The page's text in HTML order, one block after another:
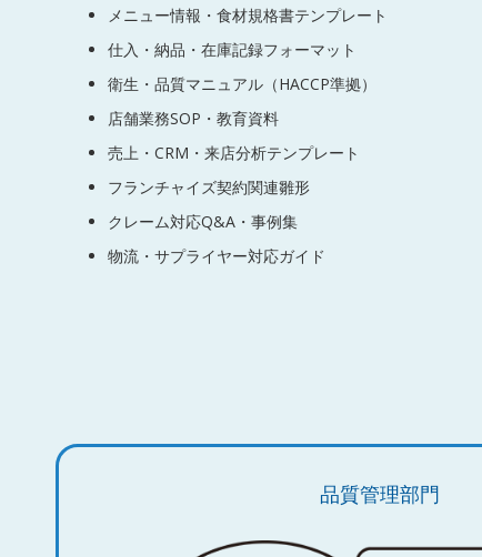
メニュー情報・食材規格書テンプレート
仕入・納品・在庫記録フォーマット
衛生・品質マニュアル（HACCP準拠）
店舗業務SOP・教育資料
売上・CRM・来店分析テンプレート
フランチャイズ契約関連雛形
クレーム対応Q&A・事例集
物流・サプライヤー対応ガイド
品質管理部門